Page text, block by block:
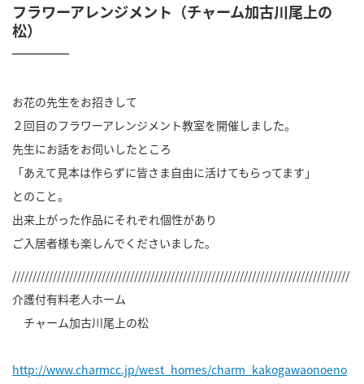
フラワーアレンジメント（チャーム加古川尾上の
松）
お花の先生をお招きして
２回目のフラワーアレンジメント教室を開催しました。
先生にお話をお伺いしたところ
「あえて見本は作らずに皆さま自由に活けてもらってます」
とのこと。
出来上がった作品にそれぞれ個性があり
ご入居者様も楽しんでくださいました。
///////////////////////////////////////////////////////////////////////////////////
介護付有料老人ホーム
チャーム加古川尾上の松
http://www.charmcc.jp/west_homes/charm_kakogawaonoeno